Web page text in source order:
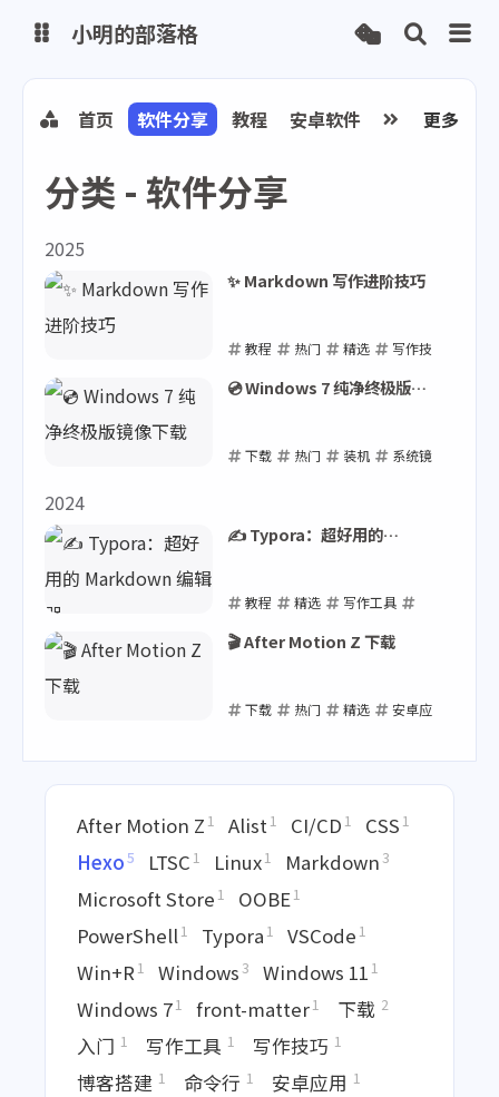
博客
网盘
小明的部落格
首页 软件分享 教程 安卓软件 写作工具
更多
分类 - 软件分享
2025
✨ Markdown 写作进阶技巧
教程 热门 精选
写作技
巧
Markdown
💿 Windows 7 纯净终极版镜
下载 热门 装机
系统镜
2025-01-07
2024
✍️ Typora：超好用的
教程 精选
写作工具
Typora
Markdown
🎬 After Motion Z 下载
下载 热门 精选
安卓应
After Motion Z 1 Alist1 CI/CD 1 CSS 1
Hexo5 LTSC 1 Linux1 Markdown3
Microsoft Store 1 OOBE1
PowerShell1 Typora 1 VSCode 1
Win+R 1 Windows3 Windows 11 1
Windows 71 front-matter1 下载 2
入门 1 写作工具 1 写作技巧 1
博客搭建 1 命令行 1 安卓应用 1